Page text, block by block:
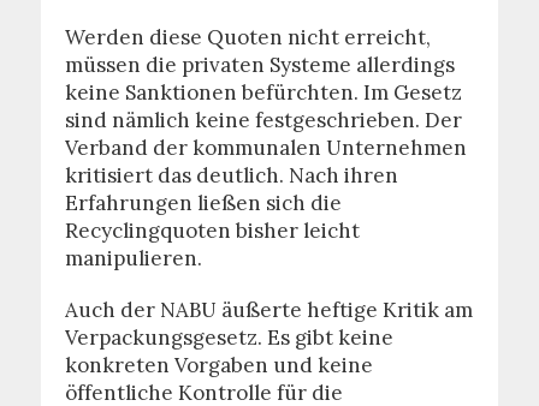
Werden diese Quoten nicht erreicht,
müssen die privaten Systeme allerdings
keine Sanktionen befürchten. Im Gesetz
sind nämlich keine festgeschrieben. Der
Verband der kommunalen Unternehmen
kritisiert das deutlich. Nach ihren
Erfahrungen ließen sich die
Recyclingquoten bisher leicht
manipulieren.
Auch der NABU äußerte heftige Kritik am
Verpackungsgesetz. Es gibt keine
konkreten Vorgaben und keine
öffentliche Kontrolle für die